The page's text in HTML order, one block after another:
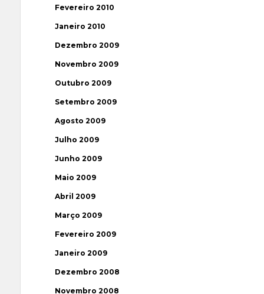
Fevereiro 2010
Janeiro 2010
Dezembro 2009
Novembro 2009
Outubro 2009
Setembro 2009
Agosto 2009
Julho 2009
Junho 2009
Maio 2009
Abril 2009
Março 2009
Fevereiro 2009
Janeiro 2009
Dezembro 2008
Novembro 2008